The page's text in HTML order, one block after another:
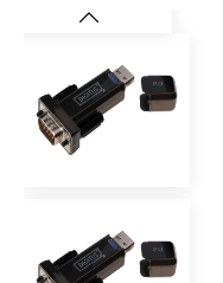
Bildergalerie